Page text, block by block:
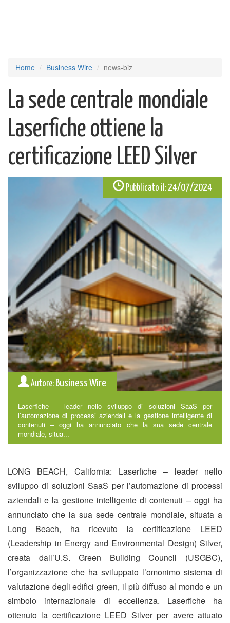
Home Business Wire news-biz
La sede centrale mondiale
Laserfiche ottiene la
certificazione LEED Silver
Pubblicato il:24/07/2024
Autore: Business Wire
Laserfiche – leader nello sviluppo di soluzioni SaaS per
l’automazione di processi aziendali e la gestione intelligente di
contenuti – oggi ha annunciato che la sua sede centrale
mondiale, situa...
LONG BEACH, California: Laserfiche – leader nello
sviluppo di soluzioni SaaS per l’automazione di processi
aziendali e la gestione intelligente di contenuti – oggi ha
annunciato che la sua sede centrale mondiale, situata a
Long Beach, ha ricevuto la certificazione LEED
(Leadership in Energy and Environmental Design) Silver,
creata dall’U.S. Green Building Council (USGBC),
l’organizzazione che ha sviluppato l’omonimo sistema di
valutazione degli edifici green, il più diffuso al mondo e un
simbolo internazionale di eccellenza. Laserfiche ha
ottenuto la certificazione LEED Silver per avere attuato